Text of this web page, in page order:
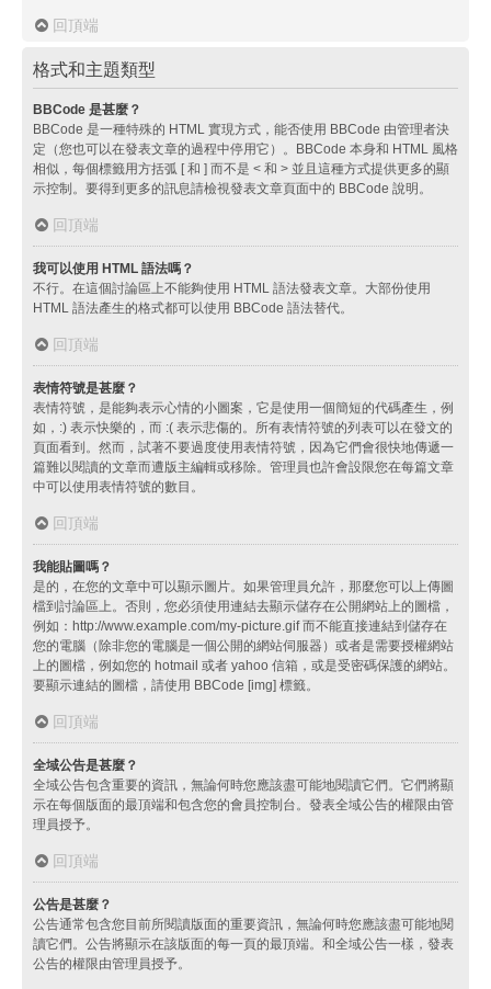
回頂端
格式和主題類型
BBCode 是甚麼？
BBCode 是一種特殊的 HTML 實現方式，能否使用 BBCode 由管理者決
定（您也可以在發表文章的過程中停用它）。BBCode 本身和 HTML 風格
相似，每個標籤用方括弧 [ 和 ] 而不是 < 和 > 並且這種方式提供更多的顯
示控制。要得到更多的訊息請檢視發表文章頁面中的 BBCode 說明。
回頂端
我可以使用 HTML 語法嗎？
不行。在這個討論區上不能夠使用 HTML 語法發表文章。大部份使用
HTML 語法產生的格式都可以使用 BBCode 語法替代。
回頂端
表情符號是甚麼？
表情符號，是能夠表示心情的小圖案，它是使用一個簡短的代碼產生，例
如，:) 表示快樂的，而 :( 表示悲傷的。所有表情符號的列表可以在發文的
頁面看到。然而，試著不要過度使用表情符號，因為它們會很快地傳遞一
篇難以閱讀的文章而遭版主編輯或移除。管理員也許會設限您在每篇文章
中可以使用表情符號的數目。
回頂端
我能貼圖嗎？
是的，在您的文章中可以顯示圖片。如果管理員允許，那麼您可以上傳圖
檔到討論區上。否則，您必須使用連結去顯示儲存在公開網站上的圖檔，
例如：http://www.example.com/my-picture.gif 而不能直接連結到儲存在
您的電腦（除非您的電腦是一個公開的網站伺服器）或者是需要授權網站
上的圖檔，例如您的 hotmail 或者 yahoo 信箱，或是受密碼保護的網站。
要顯示連結的圖檔，請使用 BBCode [img] 標籤。
回頂端
全域公告是甚麼？
全域公告包含重要的資訊，無論何時您應該盡可能地閱讀它們。它們將顯
示在每個版面的最頂端和包含您的會員控制台。發表全域公告的權限由管
理員授予。
回頂端
公告是甚麼？
公告通常包含您目前所閱讀版面的重要資訊，無論何時您應該盡可能地閱
讀它們。公告將顯示在該版面的每一頁的最頂端。和全域公告一樣，發表
公告的權限由管理員授予。